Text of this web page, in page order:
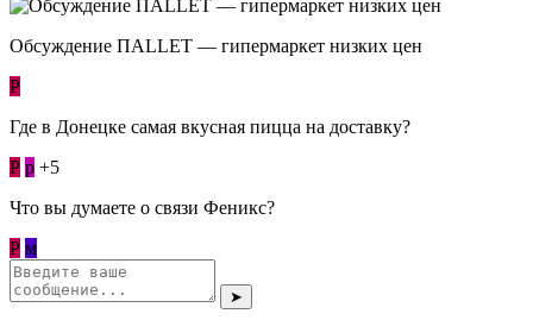
Обсуждение ПАLLЕТ — гипермаркет низких цен
Р
Где в Донецке самая вкусная пицца на доставку?
Р p +5
Что вы думаете о связи Феникс?
Р м
➤